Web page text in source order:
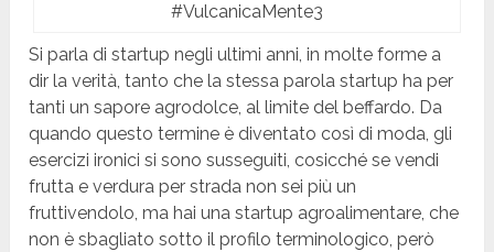
#VulcanicaMente3
Si parla di startup negli ultimi anni, in molte forme a
dir la verità, tanto che la stessa parola startup ha per
tanti un sapore agrodolce, al limite del beffardo. Da
quando questo termine è diventato così di moda, gli
esercizi ironici si sono susseguiti, cosicché se vendi
frutta e verdura per strada non sei più un
fruttivendolo, ma hai una startup agroalimentare, che
non è sbagliato sotto il profilo terminologico, però